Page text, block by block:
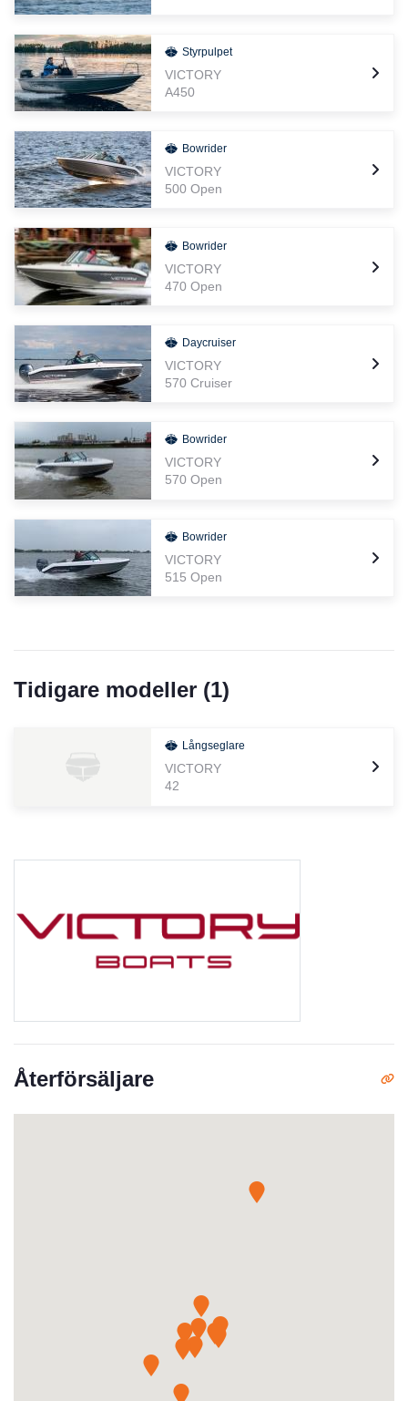
Styrpulpet
VICTORY
A450
Bowrider
VICTORY
500 Open
Bowrider
VICTORY
470 Open
Daycruiser
VICTORY
570 Cruiser
Bowrider
VICTORY
570 Open
Bowrider
VICTORY
515 Open
Tidigare modeller (1)
Långseglare
VICTORY
42
Återförsäljare